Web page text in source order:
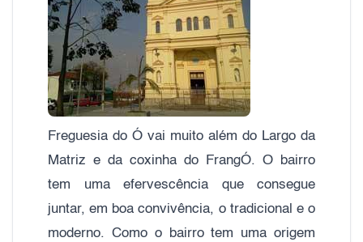
Freguesia do Ó vai muito além do Largo da
Matriz e da coxinha do FrangÓ. O bairro
tem uma efervescência que consegue
juntar, em boa convivência, o tradicional e o
moderno. Como o bairro tem uma origem